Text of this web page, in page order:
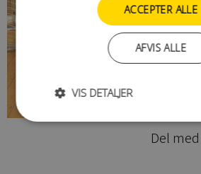
Del
ACCEPTER ALLE
AFVIS ALLE
VIS DETALJER